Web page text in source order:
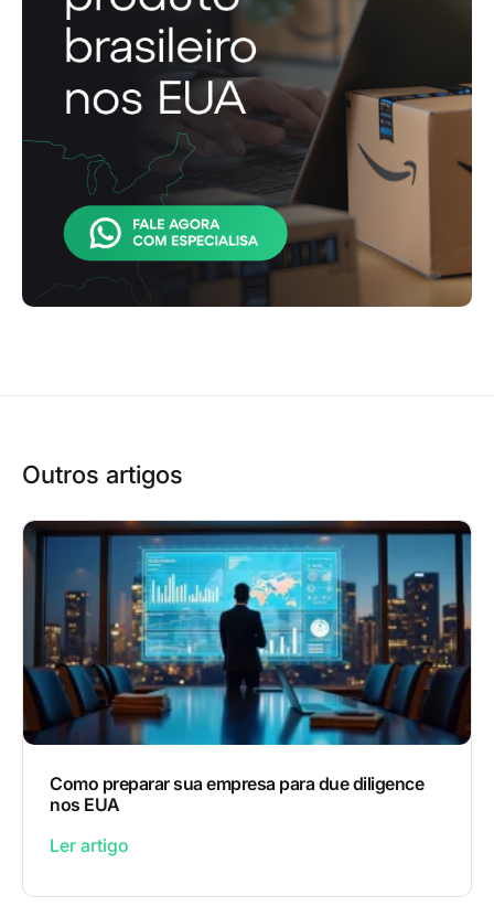
Outros artigos
Como preparar sua empresa para due diligence
nos EUA
Ler artigo